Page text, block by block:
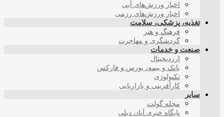
اخبار ورزش‌های آبی
اخبار ورزش‌های رزمی
تغذیه، پزشکی، سلامت
فرهنگ و هنر
گردشگری و مهاجرت
صنعت و خدمات
ارزدیجیتال
بانک و بیمه، بورس و فارکس
تکنولوژی
کارآفرینی و بازاریابی
سایر
مجله گولت
پایگاه خبری آبان دیلی